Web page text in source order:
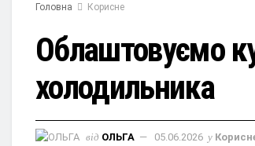
Головна Корисне
Облаштовуємо
холодильника
від ОЛЬГА 05.06.2026 у